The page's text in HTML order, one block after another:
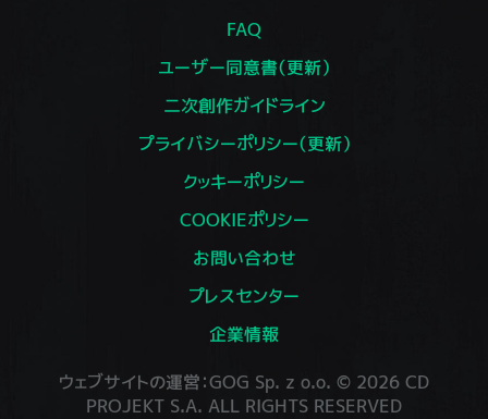
FAQ
ユーザー同意書（更新）
二次創作ガイドライン
プライバシーポリシー（更新）
クッキーポリシー
COOKIEポリシー
お問い合わせ
プレスセンター
企業情報
ウェブサイトの運営：GOG Sp. z o.o. © 2026 CD
PROJEKT S.A. ALL RIGHTS RESERVED